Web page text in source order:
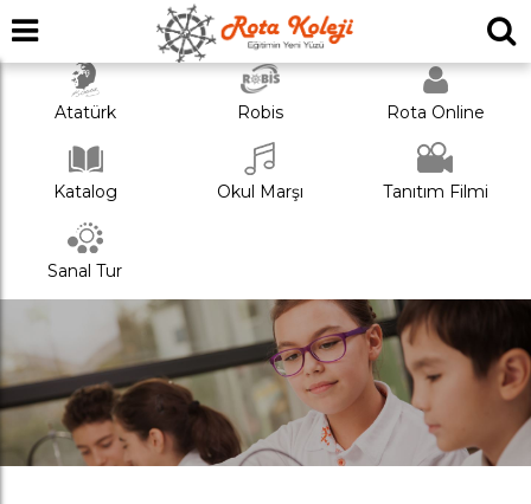
Atatürk Robis Rota Online
Katalog Okul Marşı Tanıtım Filmi
Sanal Tur